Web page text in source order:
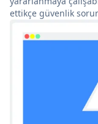
ettikçe güvenlik